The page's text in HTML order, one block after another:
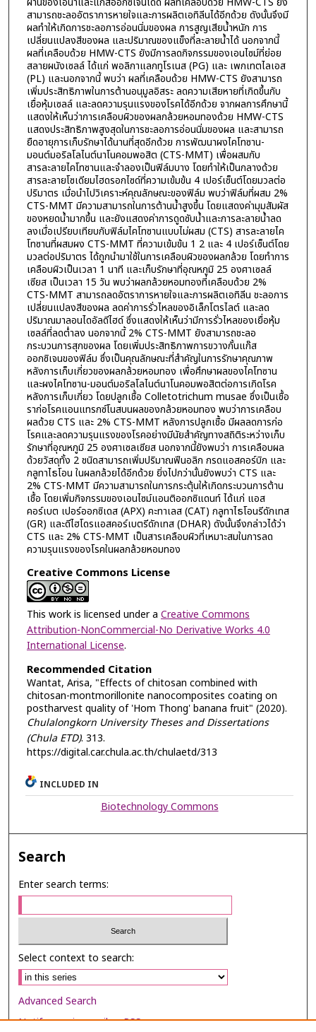
สามารถชะลออัตราการหายใจและการผลิตเอทิลีนได้อีกด้วย ดังนั้นจึงมี
ผลทำให้เกิดการชะลอการอ่อนนิ่มของผล การสูญเสียน้ำหนัก การ
เปลี่ยนแปลงสีของผล และปริมาณของแข็งที่ละลายน้ำได้ นอกจากนี้
ผลที่เคลือบด้วย HMW-CTS ยังมีการลดกิจกรรมของเอนไซม์ที่ย่อย
สลายผนังเซลล์ ได้แก่ พอลิกาแลกทูโรเนส (PG) และ เพกเทตไลเอส
(PL) และนอกจากนี้ พบว่า ผลที่เคลือบด้วย HMW-CTS ยังสามารถ
เพิ่มประสิทธิภาพในการต้านอนุมูลอิสระ ลดความเสียหายที่เกิดขึ้นกับ
เยื่อหุ้มเซลล์ และลดความรุนแรงของโรคได้อีกด้วย จากผลการศึกษานี้
แสดงให้เห็นว่าการเคลือบผิวของผลกล้วยหอมทองด้วย HMW-CTS
แสดงประสิทธิภาพสูงสุดในการชะลอการอ่อนนิ่มของผล และสามารถ
ยืดอายุการเก็บรักษาได้นานที่สุดอีกด้วย การพัฒนาผงไคโทซาน-
มอนต์มอริลโลไนต์นาโนคอมพอสิต (CTS-MMT) เพื่อผสมกับ
สารละลายไคโทซานและจำลองเป็นฟิล์มบาง โดยทำให้เป็นกลางด้วย
สารละลายโซเดียมไฮดรอกไซด์ที่ความเข้มข้น 4 เปอร์เซ็นต์โดยมวลต่อ
ปริมาตร เมื่อนำไปวิเคราะห์คุณลักษณะของฟิล์ม พบว่าฟิล์มที่ผสม 2%
CTS-MMT มีความสามารถในการต้านน้ำสูงขึ้น โดยแสดงค่ามุมสัมผัส
ของหยดน้ำมากขึ้น และยังแสดงค่าการดูดซับน้ำและการละลายน้ำลด
ลงเมื่อเปรียบเทียบกับฟิล์มไคโทซานแบบไม่ผสม (CTS) สารละลายไค
โทซานที่ผสมผง CTS-MMT ที่ความเข้มข้น 1 2 และ 4 เปอร์เซ็นต์โดย
มวลต่อปริมาตร ได้ถูกนำมาใช้ในการเคลือบผิวของผลกล้วย โดยทำการ
เคลือบผิวเป็นเวลา 1 นาที และเก็บรักษาที่อุณหภูมิ 25 องศาเซลล์
เซียส เป็นเวลา 15 วัน พบว่าผลกล้วยหอมทองที่เคลือบด้วย 2%
CTS-MMT สามารถลดอัตราการหายใจและการผลิตเอทิลีน ชะลอการ
เปลี่ยนแปลงสีของผล ลดค่าการรั่วไหลของอิเล็กโตรไลต์ และลด
ปริมาณมาลอนไดอัลดีไฮด์ ซึ่งแสดงให้เห็นว่ามีการรั่วไหลของเยื่อหุ้ม
เซลล์ที่ลดต่ำลง นอกจากนี้ 2% CTS-MMT ยังสามารถชะลอ
กระบวนการสุกของผล โดยเพิ่มประสิทธิภาพการขวางกั้นแก๊ส
ออกซิเจนของฟิล์ม ซึ่งเป็นคุณลักษณะที่สำคัญในการรักษาคุณภาพ
หลังการเก็บเกี่ยวของผลกล้วยหอมทอง เพื่อศึกษาผลของไคโทซาน
และผงไคโทซาน-มอนต์มอริลโลไนต์นาโนคอมพอสิตต่อการเกิดโรค
หลังการเก็บเกี่ยว โดยปลูกเชื้อ Colletotrichum musae ซึ่งเป็นเชื้อ
ราก่อโรคแอนแทรกซ์โนสบนผลของกล้วยหอมทอง พบว่าการเคลือบ
ผลด้วย CTS และ 2% CTS-MMT หลังการปลูกเชื้อ มีผลลดการก่อ
โรคและลดความรุนแรงของโรคอย่างมีนัยสำคัญทางสถิติระหว่างเก็บ
รักษาที่อุณหภูมิ 25 องศาเซลเซียส นอกจากนี้ยังพบว่า การเคลือบผล
ด้วยวัสดุทั้ง 2 ชนิดสามารถเพิ่มปริมาณฟีนอลิก กรดแอสคอร์บิก และ
กลูทาไธโอน ในผลกล้วยได้อีกด้วย ยิ่งไปกว่านั้นยังพบว่า CTS และ
2% CTS-MMT มีความสามารถในการกระตุ้นให้เกิดกระบวนการต้าน
เชื้อ โดยเพิ่มกิจกรรมของเอนไซม์แอนติออกซิแดนท์ ได้แก่ แอส
คอร์เบต เปอร์ออกซิเดส (APX) คะทาเลส (CAT) กลูทาไธโอนรีดักเทส
(GR) และดีไฮโดรแอสคอร์เบตรีดักเทส (DHAR) ดังนั้นจึงกล่าวได้ว่า
CTS และ 2% CTS-MMT เป็นสารเคลือบผิวที่เหมาะสมในการลด
ความรุนแรงของโรคในผลกล้วยหอมทอง
Creative Commons License
This work is licensed under a Creative Commons
Attribution-NonCommercial-No Derivative Works 4.0
International License.
Recommended Citation
Wantat, Arisa, "Effects of chitosan combined with
chitosan-montmorillonite nanocomposites coating on
postharvest quality of 'Hom Thong' banana fruit" (2020).
Chulalongkorn University Theses and Dissertations
(Chula ETD). 313.
https://digital.car.chula.ac.th/chulaetd/313
INCLUDED IN
Biotechnology Commons
Search
Enter search terms:
Select context to search:
Advanced Search
Notify me via email orRSS